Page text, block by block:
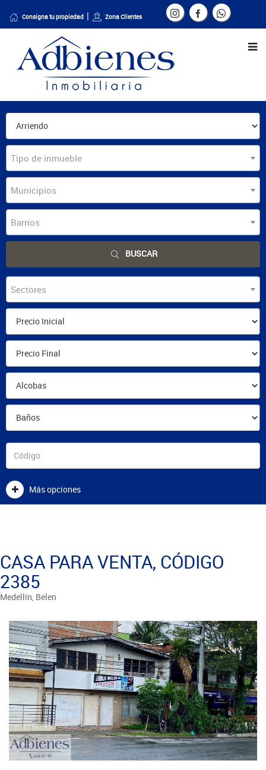
Consigna tu propiedad Zona Clientes
Tipo de inmueble
Municipios
Barrios
BUSCAR
Sectores
Más opciones
CASA PARA VENTA, CÓDIGO
2385
Medellín, Belen